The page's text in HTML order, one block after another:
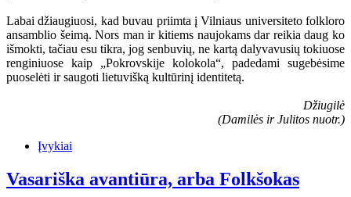
Labai džiaugiuosi, kad buvau priimta į Vilniaus universiteto folkloro
ansamblio šeimą. Nors man ir kitiems naujokams dar reikia daug ko
išmokti, tačiau esu tikra, jog senbuvių, ne kartą dalyvavusių tokiuose
renginiuose kaip „Pokrovskije kolokola“, padedami sugebėsime
puoselėti ir saugoti lietuvišką kultūrinį identitetą.
Džiugilė
(Damilės ir Julitos nuotr.)
Įvykiai
Vasariška avantiūra, arba Folkšokas